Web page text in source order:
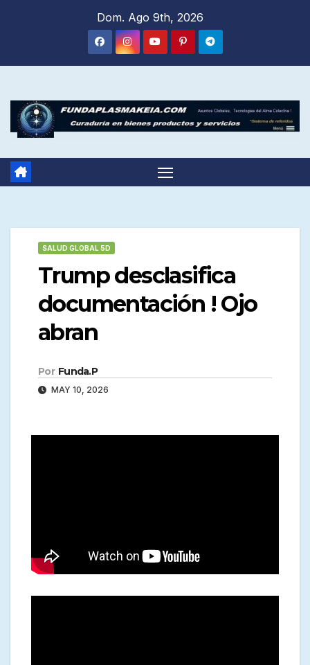
Dom. Ago 9th, 2026
SALUD GLOBAL 5D
Trump desclasifica
documentación ! Ojo
abran
Por Funda.P
MAY 10, 2026